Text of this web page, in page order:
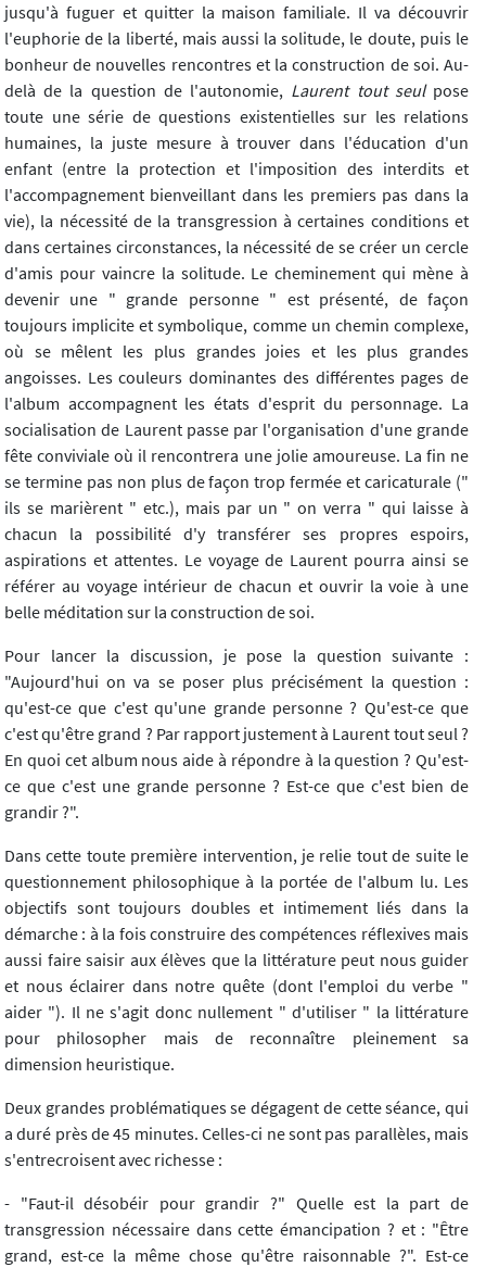
jusqu'à fuguer et quitter la maison familiale. Il va découvrir
l'euphorie de la liberté, mais aussi la solitude, le doute, puis le
bonheur de nouvelles rencontres et la construction de soi. Au-
delà de la question de l'autonomie, Laurent tout seul pose
toute une série de questions existentielles sur les relations
humaines, la juste mesure à trouver dans l'éducation d'un
enfant (entre la protection et l'imposition des interdits et
l'accompagnement bienveillant dans les premiers pas dans la
vie), la nécessité de la transgression à certaines conditions et
dans certaines circonstances, la nécessité de se créer un cercle
d'amis pour vaincre la solitude. Le cheminement qui mène à
devenir une " grande personne " est présenté, de façon
toujours implicite et symbolique, comme un chemin complexe,
où se mêlent les plus grandes joies et les plus grandes
angoisses. Les couleurs dominantes des différentes pages de
l'album accompagnent les états d'esprit du personnage. La
socialisation de Laurent passe par l'organisation d'une grande
fête conviviale où il rencontrera une jolie amoureuse. La fin ne
se termine pas non plus de façon trop fermée et caricaturale ("
ils se marièrent " etc.), mais par un " on verra " qui laisse à
chacun la possibilité d'y transférer ses propres espoirs,
aspirations et attentes. Le voyage de Laurent pourra ainsi se
référer au voyage intérieur de chacun et ouvrir la voie à une
belle méditation sur la construction de soi.
Pour lancer la discussion, je pose la question suivante :
"Aujourd'hui on va se poser plus précisément la question :
qu'est-ce que c'est qu'une grande personne ? Qu'est-ce que
c'est qu'être grand ? Par rapport justement à Laurent tout seul ?
En quoi cet album nous aide à répondre à la question ? Qu'est-
ce que c'est une grande personne ? Est-ce que c'est bien de
grandir ?".
Dans cette toute première intervention, je relie tout de suite le
questionnement philosophique à la portée de l'album lu. Les
objectifs sont toujours doubles et intimement liés dans la
démarche : à la fois construire des compétences réflexives mais
aussi faire saisir aux élèves que la littérature peut nous guider
et nous éclairer dans notre quête (dont l'emploi du verbe "
aider "). Il ne s'agit donc nullement " d'utiliser " la littérature
pour philosopher mais de reconnaître pleinement sa
dimension heuristique.
Deux grandes problématiques se dégagent de cette séance, qui
a duré près de 45 minutes. Celles-ci ne sont pas parallèles, mais
s'entrecroisent avec richesse :
- "Faut-il désobéir pour grandir ?" Quelle est la part de
transgression nécessaire dans cette émancipation ? et : "Être
grand, est-ce la même chose qu'être raisonnable ?". Est-ce